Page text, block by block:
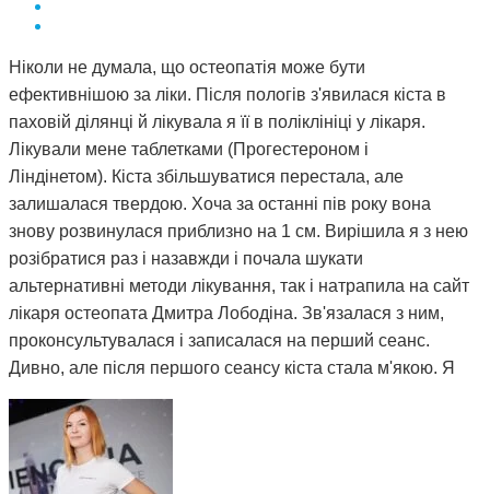
Ніколи не думала, що остеопатія може бути
ефективнішою за ліки. Після пологів з'явилася кіста в
паховій ділянці й лікувала я її в поліклініці у лікаря.
Лікували мене таблетками (Прогестероном і
Ліндінетом). Кіста збільшуватися перестала, але
залишалася твердою. Хоча за останні пів року вона
знову розвинулася приблизно на 1 см. Вирішила я з нею
розібратися раз і назавжди і почала шукати
альтернативні методи лікування, так і натрапила на сайт
лікаря остеопата Дмитра Лободіна. Зв'язалася з ним,
проконсультувалася і записалася на перший сеанс.
Дивно, але після першого сеансу кіста стала м'якою. Я
почала відвідувати сеанси за призначенням Дмитра і
через 3 місяці вона повністю розсмокталася. Як це
працює, взагалі не розумію. Те, чого ліки не змогли
зробити за півтора року, зміг зробити Дмитро і за такий